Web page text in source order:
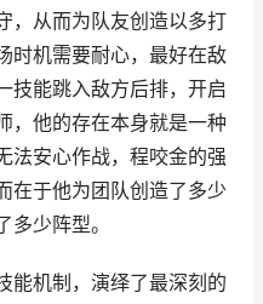
，从而为队友创造以多打
时机需要耐心，最好在敌
技能跳入敌方后排，开启
，他的存在本身就是一种
法安心作战，程咬金的强
在于他为团队创造了多少
少阵型。
能机制，演绎了最深刻的